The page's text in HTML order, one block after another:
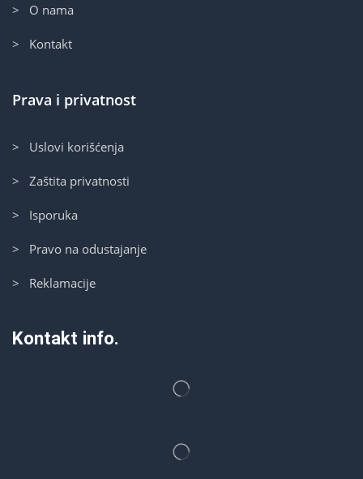
> O nama
> Kontakt
Prava i privatnost
> Uslovi korišćenja
> Zaštita privatnosti
> Isporuka
> Pravo na odustajanje
> Reklamacije
Kontakt info.